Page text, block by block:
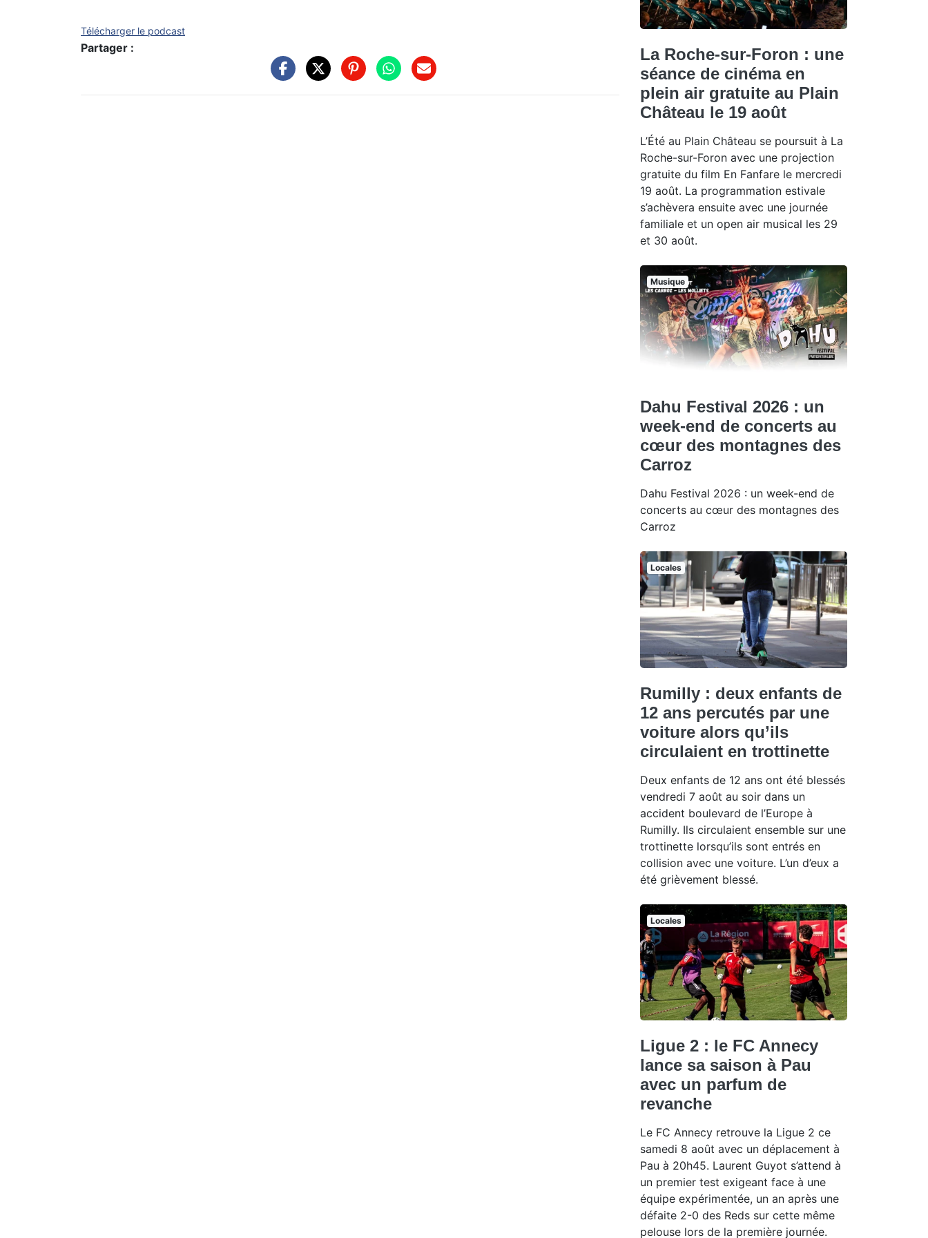
Télécharger le podcast
Partager :
La Roche-sur-Foron : une
séance de cinéma en
plein air gratuite au Plain
Château le 19 août
L’Été au Plain Château se poursuit à La
Roche-sur-Foron avec une projection
gratuite du film En Fanfare le mercredi
19 août. La programmation estivale
s’achèvera ensuite avec une journée
familiale et un open air musical les 29
et 30 août.
Musique
Dahu Festival 2026 : un
week-end de concerts au
cœur des montagnes des
Carroz
Dahu Festival 2026 : un week-end de
concerts au cœur des montagnes des
Carroz
Locales
Rumilly : deux enfants de
12 ans percutés par une
voiture alors qu’ils
circulaient en trottinette
Deux enfants de 12 ans ont été blessés
vendredi 7 août au soir dans un
accident boulevard de l’Europe à
Rumilly. Ils circulaient ensemble sur une
trottinette lorsqu’ils sont entrés en
collision avec une voiture. L’un d’eux a
été grièvement blessé.
Locales
Ligue 2 : le FC Annecy
lance sa saison à Pau
avec un parfum de
revanche
Le FC Annecy retrouve la Ligue 2 ce
samedi 8 août avec un déplacement à
Pau à 20h45. Laurent Guyot s’attend à
un premier test exigeant face à une
équipe expérimentée, un an après une
défaite 2-0 des Reds sur cette même
pelouse lors de la première journée.